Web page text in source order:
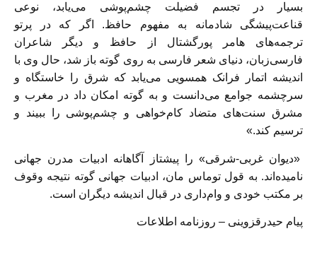
بسیار در تجسم فضیلت چشم‌پوشی می‌یابد، نوعی
قناعت‌پیشگی شادمانه به مفهوم حافظ. اگر که در پرتو
ترجمه‌های هامر پورگشتال از حافظ و دیگر شاعران
فارسی‌زبان، دنیای شعر فارسی به روی گوته باز شد، حال وی با
اندیشه اتمار فرانک همسویی می‌یابد که شرق را خاستگاه و
سرچشمه جوامع می‌دانست و به گوته امکان داد در مغرب و
مشرق سنت‌های متضاد کام‌خواهی و چشم‌پوشی را ببیند و
ترسیم کند.»
«دیوان غربی-شرقی» را پیشتاز آگاهانه ادبیات مدرن جهانی
نامیده‌اند. به قول توماس مان، ادبیات جهانی گوته نتیجه وقوف
بر مکتب خودی و وام‌داری در قبال اندیشه دیگران است.
پیام حیدرقزوینی – روزنامه اطلاعات